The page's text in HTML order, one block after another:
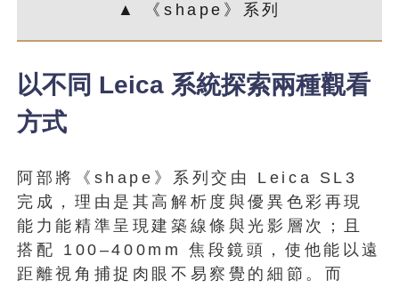
▲ 《shape》系列
以不同 Leica 系統探索兩種觀看
方式
阿部將《shape》系列交由 Leica SL3
完成，理由是其高解析度與優異色彩再現
能力能精準呈現建築線條與光影層次；且
搭配 100–400mm 焦段鏡頭，使他能以遠
距離視角捕捉肉眼不易察覺的細節。而